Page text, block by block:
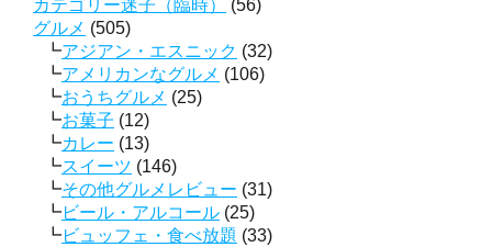
カテゴリー迷子（臨時）
(56)
グルメ (505)
アジアン・エスニック (32)
アメリカンなグルメ (106)
おうちグルメ (25)
お菓子 (12)
カレー (13)
スイーツ (146)
その他グルメレビュー (31)
ビール・アルコール (25)
ビュッフェ・食べ放題 (33)